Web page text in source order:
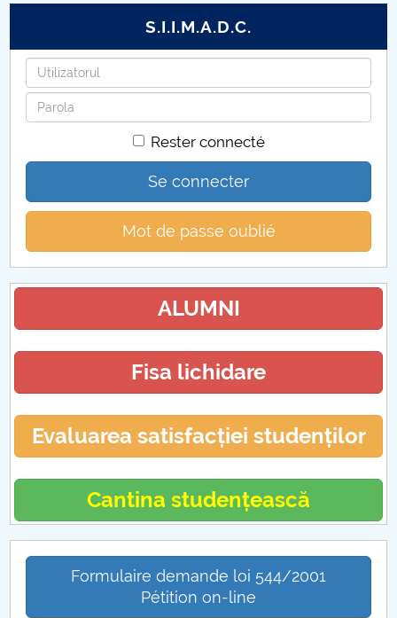
S.I.I.M.A.D.C.
Identifiant
Mot
de
Rester connecté
Se connecter
Mot de passe oublié
ALUMNI
Fisa lichidare
Evaluarea satisfacției studenților
Cantina studențească
Formulaire demande loi 544/2001
Pétition on-line